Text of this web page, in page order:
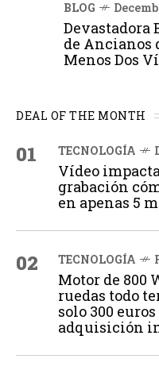
BLOG
Devastadora
de Ancianos
Menos Dos
DEAL OF THE MONTH
01 TECNOLOGÍA
Vídeo
grabación
en apenas 5
02 TECNOLOGÍA
Motor de 800
ruedas todo
solo 300
adquisición